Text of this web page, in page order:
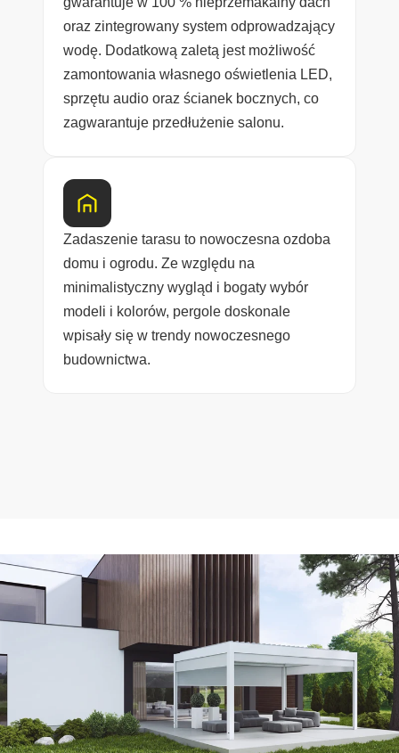
oraz zintegrowany system odprowadzający
wodę. Dodatkową zaletą jest możliwość
zamontowania własnego oświetlenia LED,
sprzętu audio oraz ścianek bocznych, co
zagwarantuje przedłużenie salonu.
Zadaszenie tarasu to nowoczesna ozdoba
domu i ogrodu. Ze względu na
minimalistyczny wygląd i bogaty wybór
modeli i kolorów, pergole doskonale
wpisały się w trendy nowoczesnego
budownictwa.